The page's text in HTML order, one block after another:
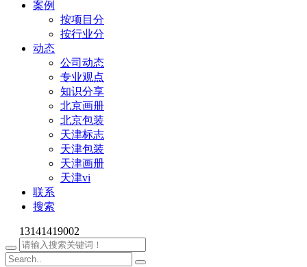
案例
按项目分
按行业分
动态
公司动态
专业观点
知识分享
北京画册
北京包装
天津标志
天津包装
天津画册
天津vi
联系
搜索
13141419002